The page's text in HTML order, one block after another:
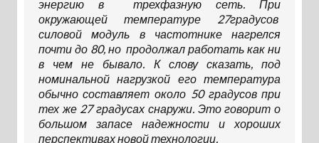
энергию в трехфазную сеть. При
окружающей температуре 27градусов
силовой модуль в частотнике нагрелся
почти до 80, но продолжал работать как ни
в чем не бывало. К слову сказать, под
номинальной нагрузкой его температура
обычно составляет около 50 градусов при
тех же 27 градусах снаружи. Это говорит о
большом запасе надежности и хороших
перспективах новой технологии.